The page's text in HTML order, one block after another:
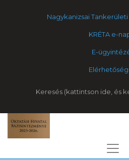
Nagykanizsai
KRÉTA e-
E-
Keresés